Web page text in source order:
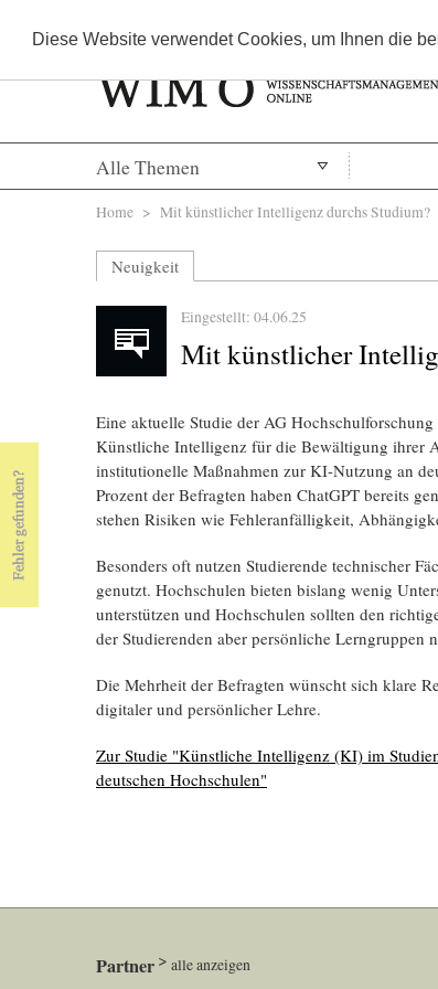
Diese Website verwendet Cookies, um Ihnen die
Alle Themen
Sie sind hier
Home > Mit künstlicher Intelligenz durchs Studium?
Neuigkeit
Eingestellt: 04.06.25
Mit künstlicher
Eine aktuelle Studie der AG
Künstliche Intelligenz für die Bewältigung ihrer
institutionelle Maßnahmen zur KI-Nutzung an
Prozent der Befragten haben ChatGPT bereits
stehen Risiken wie Fehleranfälligkeit,
Besonders oft nutzen Studierende technischer
genutzt. Hochschulen bieten bislang wenig
unterstützen und Hochschulen sollten den
der Studierenden aber persönliche
Die Mehrheit der Befragten wünscht sich klare
digitaler und persönlicher Lehre.
Zur Studie "Künstliche Intelligenz (KI) im
deutschen Hochschulen"
Partner alle anzeigen